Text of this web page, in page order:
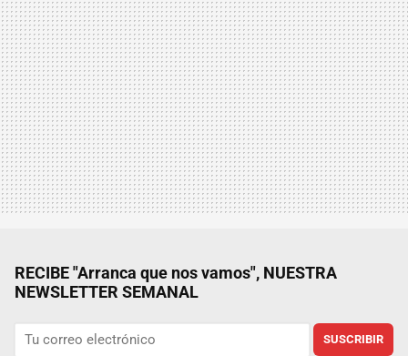
RECIBE "Arranca que nos vamos", NUESTRA
NEWSLETTER SEMANAL
SUSCRIBIR